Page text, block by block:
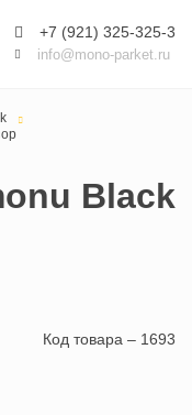
+7 (921) 325-325-3
info@mono-parket.ru
Black
Код товара – 1693